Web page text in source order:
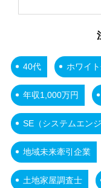
40代 ホワイ
年収1,000万円
SE（システムエンジ
地域未来牽引企業
土地家屋調査士